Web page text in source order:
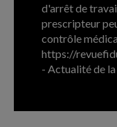
d'arrêt de
prescripteur
contrôle
https://
- Actualité de